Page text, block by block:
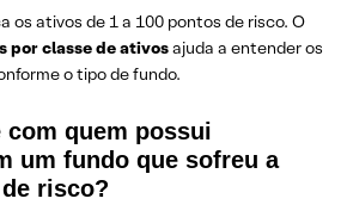
os ativos de 1 a 100 pontos de risco. O
por classe de ativosajuda a entender os
o tipo de fundo.
com quem possui
um fundo que sofreu a
risco?